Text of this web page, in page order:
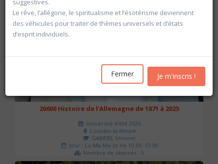
20600 Histoire de l'Allemagne de 1871 à 2025
Université d'été 2026
Louvain-la-Neuve
GABRIEL Vincent
Jour : Lu-Ma-Me-Je-Ve 10:30- 13:00
Nombre de séances : 5
120 €
suggestives.
Le rêve, l’allégorie, le spiritualisme et l’ésotérisme deviennent
des véhicules pour traiter de thèmes universels et d’états
d’esprit individuels.
Fermer Je m'inscris !